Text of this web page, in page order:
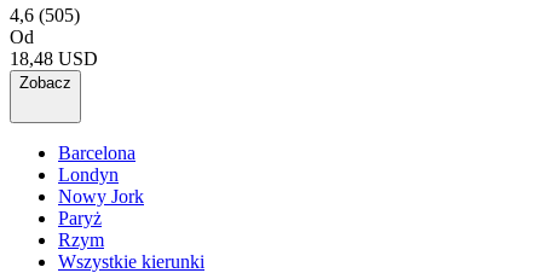
4,6 (505)
Od
18,48 USD
Zobacz
Barcelona
Londyn
Nowy Jork
Paryż
Rzym
Wszystkie kierunki